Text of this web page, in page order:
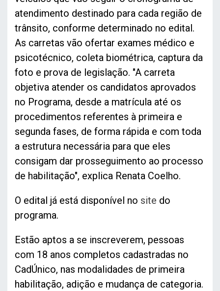
atendimento destinado para cada região de
trânsito, conforme determinado no edital.
As carretas vão ofertar exames médico e
psicotécnico, coleta biométrica, captura da
foto e prova de legislação. "A carreta
objetiva atender os candidatos aprovados
no Programa, desde a matrícula até os
procedimentos referentes à primeira e
segunda fases, de forma rápida e com toda
a estrutura necessária para que eles
consigam dar prosseguimento ao processo
de habilitação", explica Renata Coelho.
O edital já está disponível no site do
programa.
Estão aptos a se inscreverem, pessoas
com 18 anos completos cadastradas no
CadÚnico, nas modalidades de primeira
habilitação, adição e mudança de categoria.